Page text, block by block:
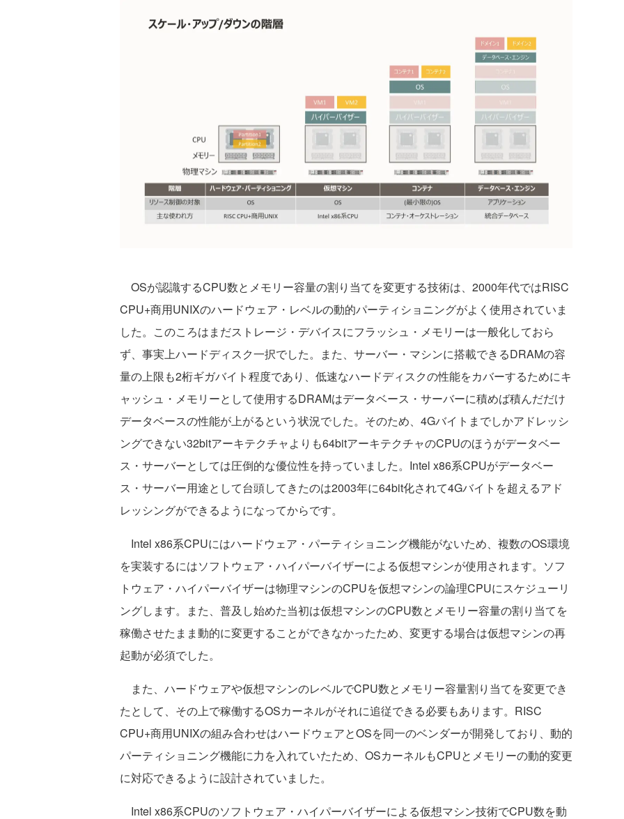
OSが認識するCPU数とメモリー容量の割り当てを変更する技術は、2000年代ではRISC
CPU+商用UNIXのハードウェア・レベルの動的パーティショニングがよく使用されていま
した。このころはまだストレージ・デバイスにフラッシュ・メモリーは一般化しておら
ず、事実上ハードディスク一択でした。また、サーバー・マシンに搭載できるDRAMの容
量の上限も2桁ギガバイト程度であり、低速なハードディスクの性能をカバーするためにキ
ャッシュ・メモリーとして使用するDRAMはデータベース・サーバーに積めば積んだだけ
データベースの性能が上がるという状況でした。そのため、4Gバイトまでしかアドレッシ
ングできない32bitアーキテクチャよりも64bitアーキテクチャのCPUのほうがデータベー
ス・サーバーとしては圧倒的な優位性を持っていました。Intel x86系CPUがデータベー
ス・サーバー用途として台頭してきたのは2003年に64bit化されて4Gバイトを超えるアド
レッシングができるようになってからです。
Intel x86系CPUにはハードウェア・パーティショニング機能がないため、複数のOS環境
を実装するにはソフトウェア・ハイパーバイザーによる仮想マシンが使用されます。ソフ
トウェア・ハイパーバイザーは物理マシンのCPUを仮想マシンの論理CPUにスケジューリ
ングします。また、普及し始めた当初は仮想マシンのCPU数とメモリー容量の割り当てを
稼働させたまま動的に変更することができなかったため、変更する場合は仮想マシンの再
起動が必須でした。
また、ハードウェアや仮想マシンのレベルでCPU数とメモリー容量割り当てを変更でき
たとして、その上で稼働するOSカーネルがそれに追従できる必要もあります。RISC
CPU+商用UNIXの組み合わせはハードウェアとOSを同一のベンダーが開発しており、動的
パーティショニング機能に力を入れていたため、OSカーネルもCPUとメモリーの動的変更
に対応できるように設計されていました。
Intel x86系CPUのソフトウェア・ハイパーバイザーによる仮想マシン技術でCPU数を動